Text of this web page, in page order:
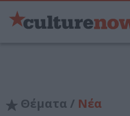
Θέματα / Νέα